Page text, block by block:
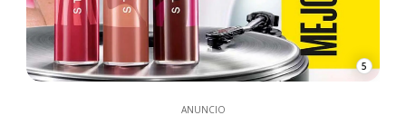
5
ANUNCIO